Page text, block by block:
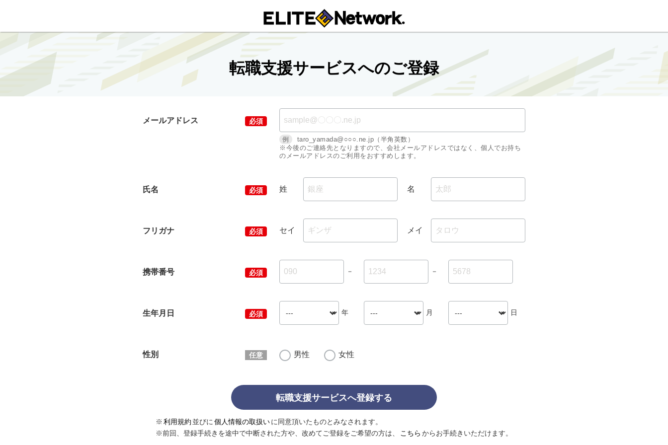
転職支援サービスへのご登録
メールアドレス
例
taro_yamada@○○○.ne.jp（半角英数）
※今後のご連絡先となりますので、会社メールアドレスではなく、個人でお持ち
のメールアドレスのご利用をおすすめします。
氏名 姓 名
フリガナ セイ メイ
携帯番号 － －
生年月日 年 月 日
性別 男性 女性
転職支援サービスへ登録する
※ 利用規約 並びに 個人情報の取扱いに同意頂いたものとみなされます。
※前回、登録手続きを途中で中断された方や、改めてご登録をご希望の方は、
こちら からお手続きいただけます。